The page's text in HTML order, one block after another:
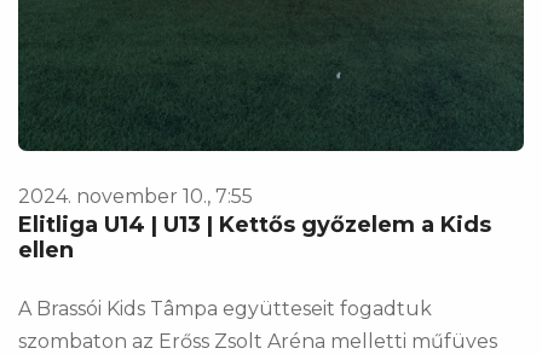
2024. november 10., 7:55
Elitliga U14 | U13 | Kettős győzelem a Kids
ellen
A Brassói Kids Tâmpa együtteseit fogadtuk
szombaton az Erőss Zsolt Aréna melletti műfüves